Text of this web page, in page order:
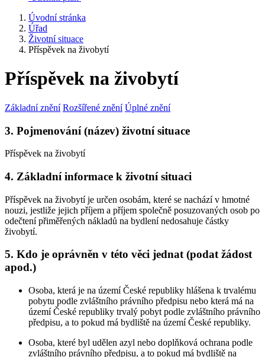
Úvodní stránka
Úřad
Životní situace
Příspěvek na živobytí
Příspěvek na živobytí
Základní znění Rozšířené znění Úplné znění
3. Pojmenování (název) životní situace
Příspěvek na živobytí
4. Základní informace k životní situaci
Příspěvek na živobytí je určen osobám, které se nachází v hmotné
nouzi, jestliže jejich příjem a příjem společně posuzovaných osob po
odečtení přiměřených nákladů na bydlení nedosahuje částky
živobytí.
5. Kdo je oprávněn v této věci jednat (podat žádost
apod.)
Osoba, která je na území České republiky hlášena k trvalému
pobytu podle zvláštního právního předpisu nebo která má na
území České republiky trvalý pobyt podle zvláštního právního
předpisu, a to pokud má bydliště na území České republiky.
Osoba, které byl udělen azyl nebo doplňková ochrana podle
zvláštního právního předpisu, a to pokud má bydliště na